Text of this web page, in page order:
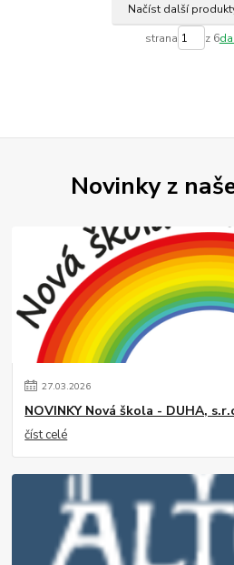
Načíst další
strana z 6
Novinky z
27.03.2026
NOVINKY Nová škola - DUHA,
číst celé